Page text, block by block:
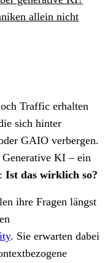
allein nicht
Traffic erhalten
sich hinter
GAIO verbergen.
KI – ein
Ist das wirklich so?
ihre Fragen längst
. Sie erwarten dabei